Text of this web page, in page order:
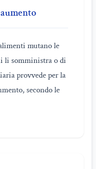
mutano le
li somministra o di
provvede per la
secondo le